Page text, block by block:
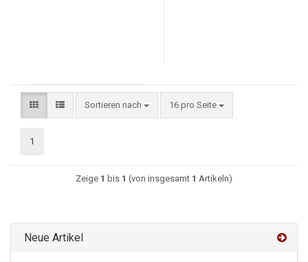
Sortieren nach 16 pro Seite
1
Zeige 1 bis 1 (von insgesamt 1 Artikeln)
Neue Artikel